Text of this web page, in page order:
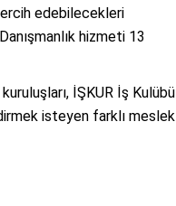
edebilecekleri
hizmeti 13
İŞKUR İş Kulübü
isteyen farklı meslek